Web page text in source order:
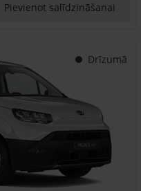
Pievienot salīdzināšanai
Drīzumā